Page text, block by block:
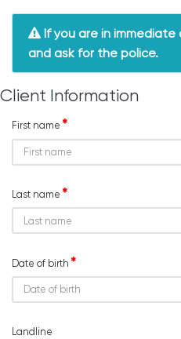
If you are in immediate
and ask for the police.
Client Information
First name
Last name
Date of birth
Landline